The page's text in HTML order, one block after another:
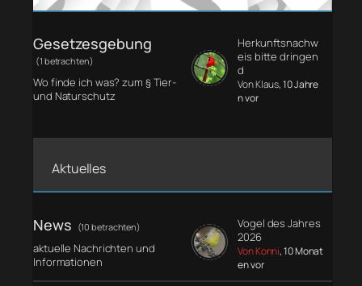
Gesetzesgebung
(1 betrachten)
Wo finde ich was? zum § Tier-
und Naturschutz
Herkunftsnachw
eis bitte dringen
d
Von Klaus, 10 Jahre
n vor
Aktuelles
News (10 betrachten)
aktuelle Nachrichten und
Informationen
Vogel des Jahres
2026
Von Konni, 10 Monat
en vor